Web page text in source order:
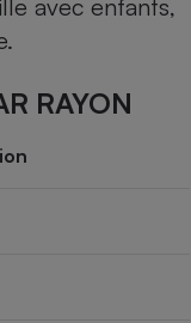
avec enfants,
RAYON